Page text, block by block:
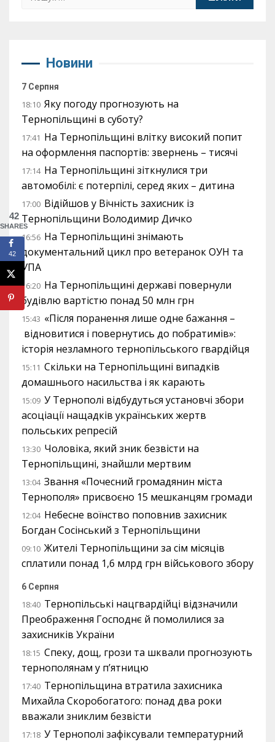
Новини
7 Серпня
18:10 Яку погоду прогнозують на
Тернопільщині в суботу?
17:41 На Тернопільщині влітку високий попит
на оформлення паспортів: звернень – тисячі
17:14 На Тернопільщині зіткнулися три
автомобілі: є потерпілі, серед яких – дитина
17:00 Відійшов у Вічність захисник із
Тернопільщини Володимир Дичко
16:56 На Тернопільщині знімають
документальний цикл про ветеранок ОУН та
УПА
16:20 На Тернопільщині державі повернули
будівлю вартістю понад 50 млн грн
15:43 «Після поранення лише одне бажання –
відновитися і повернутись до побратимів»:
історія незламного тернопільського гвардійця
15:11 Скільки на Тернопільщині випадків
домашнього насильства і як карають
15:09 У Тернополі відбудуться установчі збори
асоціації нащадків українських жертв
польських репресій
13:30 Чоловіка, який зник безвісти на
Тернопільщині, знайшли мертвим
13:04 Звання «Почесний громадянин міста
Тернополя» присвоєно 15 мешканцям громади
12:04 Небесне воїнство поповнив захисник
Богдан Сосінський з Тернопільщини
09:10 Жителі Тернопільщини за сім місяців
сплатили понад 1,6 млрд грн військового збору
6 Серпня
18:40 Тернопільські нацгвардійці відзначили
Преображення Господнє й помолилися за
захисників України
18:15 Спеку, дощ, грози та шквали прогнозують
тернополянам у п’ятницю
17:40 Тернопільщина втратила захисника
Михайла Скоробогатого: понад два роки
вважали зниклим безвісти
17:18 У Тернополі зафіксували температурний
42
SHARES
42